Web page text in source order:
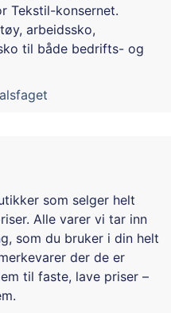
Tekstil-konsernet.
arbeidssko,
til både bedrifts- og
som selger helt
Alle varer vi tar inn
som du bruker i din helt
der de er
til faste, lave priser –